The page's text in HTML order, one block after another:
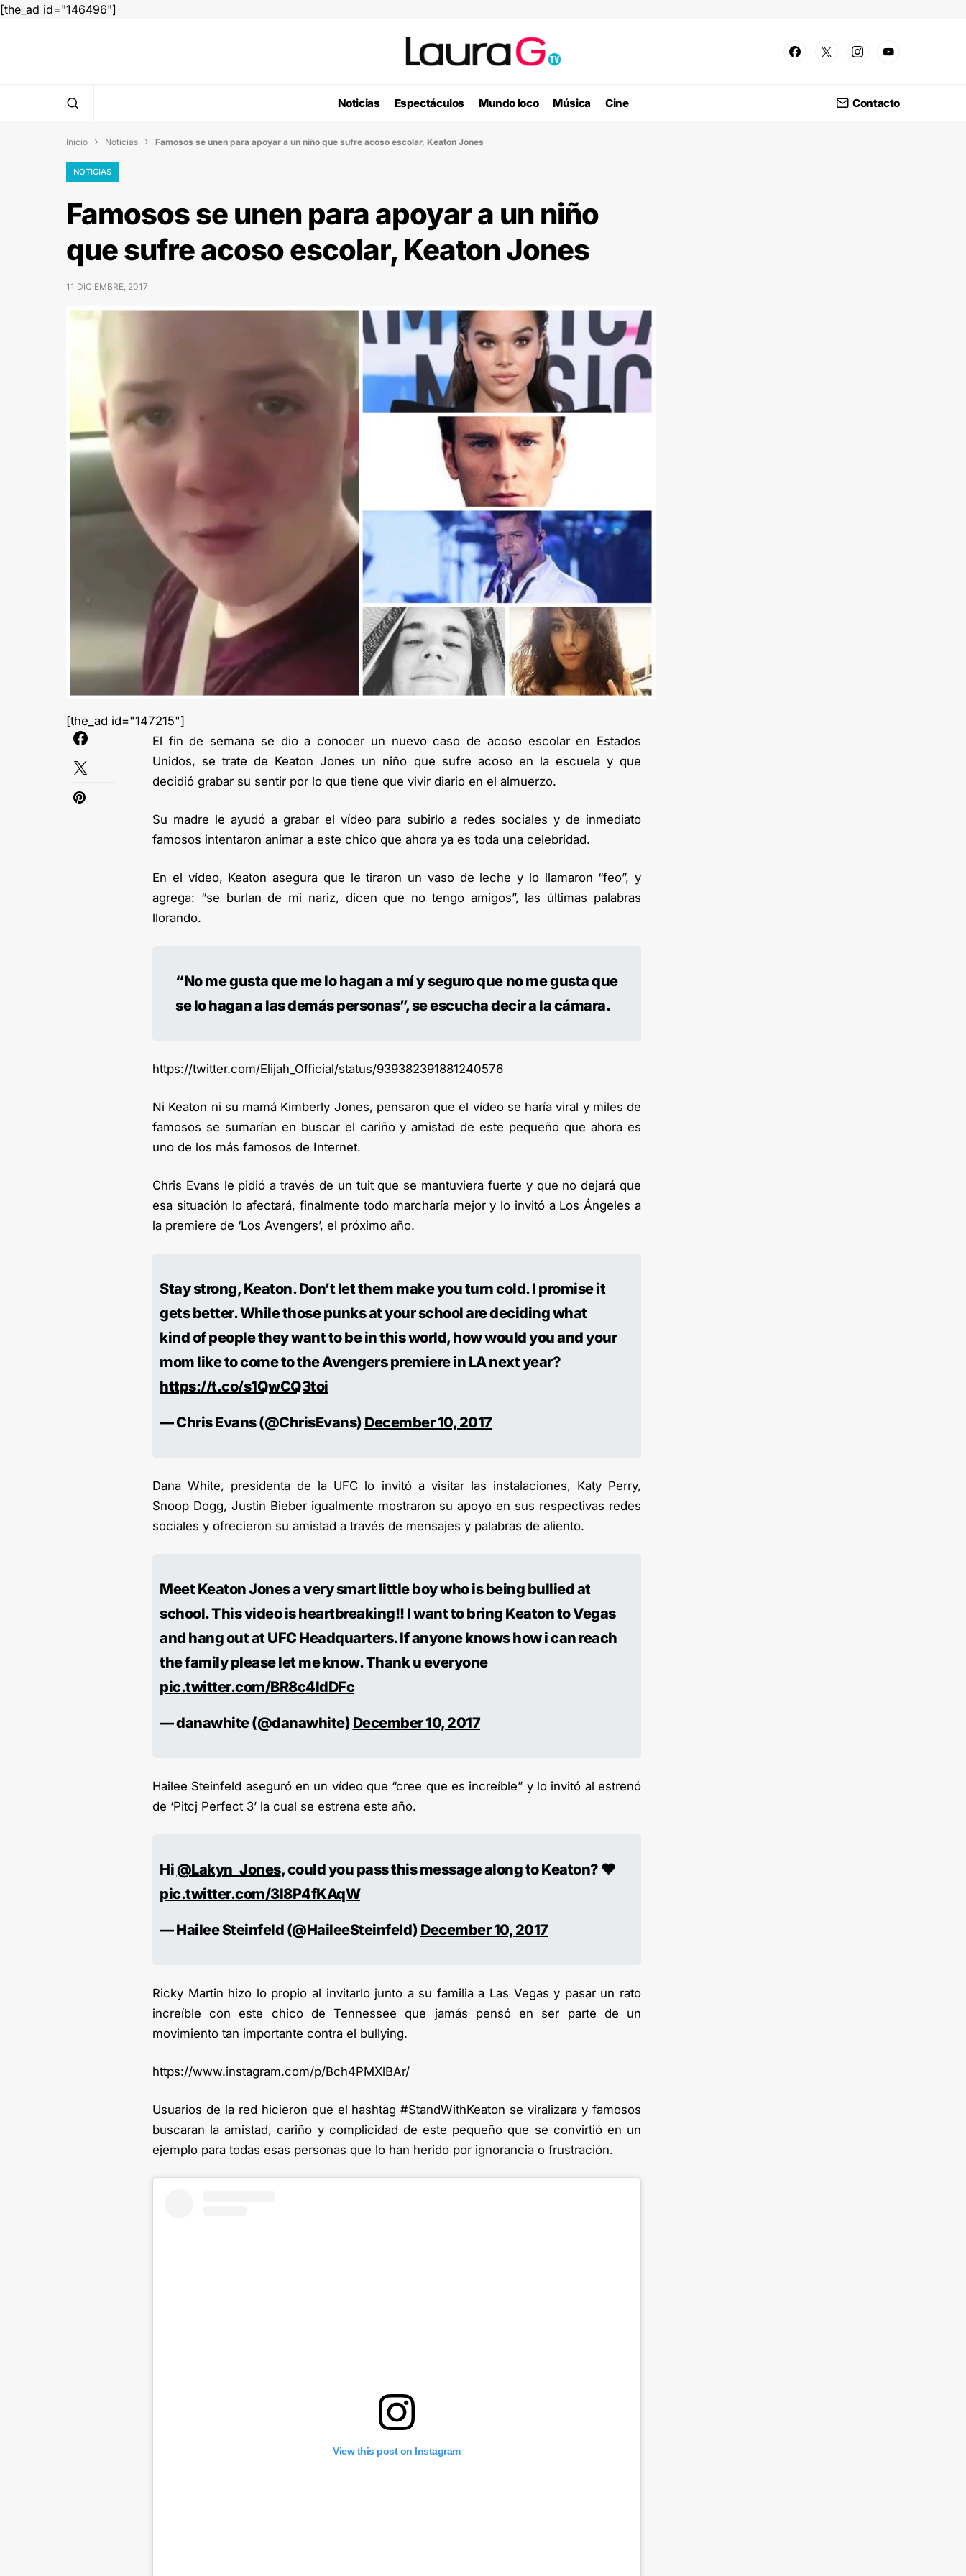
[the_ad id="146496"]
Noticias Espectáculos Mundo loco Música Cine Contacto
Inicio  Noticias  Famosos se unen para apoyar a un niño que sufre acoso escolar, Keaton Jones
NOTICIAS
Famosos se unen para apoyar a un niño
que sufre acoso escolar, Keaton Jones
11 DICIEMBRE, 2017
[the_ad id="147215"]
El fin de semana se dio a conocer un nuevo caso de acoso escolar en Estados
Unidos, se trate de Keaton Jones un niño que sufre acoso en la escuela y que
decidió grabar su sentir por lo que tiene que vivir diario en el almuerzo.
Su madre le ayudó a grabar el vídeo para subirlo a redes sociales y de inmediato
famosos intentaron animar a este chico que ahora ya es toda una celebridad.
En el vídeo, Keaton asegura que le tiraron un vaso de leche y lo llamaron “feo”, y
agrega: “se burlan de mi nariz, dicen que no tengo amigos”, las últimas palabras
llorando.
“No me gusta que me lo hagan a mí y seguro que no me gusta que
se lo hagan a las demás personas”, se escucha decir a la cámara.
https://twitter.com/Elijah_Official/status/939382391881240576
Ni Keaton ni su mamá Kimberly Jones, pensaron que el vídeo se haría viral y miles de
famosos se sumarían en buscar el cariño y amistad de este pequeño que ahora es
uno de los más famosos de Internet.
Chris Evans le pidió a través de un tuit que se mantuviera fuerte y que no dejará que
esa situación lo afectará, finalmente todo marcharía mejor y lo invitó a Los Ángeles a
la premiere de ‘Los Avengers’, el próximo año.
Stay strong, Keaton. Don’t let them make you turn cold. I promise it
gets better. While those punks at your school are deciding what
kind of people they want to be in this world, how would you and your
mom like to come to the Avengers premiere in LA next year?
https://t.co/s1QwCQ3toi
— Chris Evans (@ChrisEvans) December 10, 2017
Dana White, presidenta de la UFC lo invitó a visitar las instalaciones, Katy Perry,
Snoop Dogg, Justin Bieber igualmente mostraron su apoyo en sus respectivas redes
sociales y ofrecieron su amistad a través de mensajes y palabras de aliento.
Meet Keaton Jones a very smart little boy who is being bullied at
school. This video is heartbreaking!! I want to bring Keaton to Vegas
and hang out at UFC Headquarters. If anyone knows how i can reach
the family please let me know. Thank u everyone
pic.twitter.com/BR8c4ldDFc
— danawhite (@danawhite) December 10, 2017
Hailee Steinfeld aseguró en un vídeo que “cree que es increíble” y lo invitó al estrenó
de ‘Pitcj Perfect 3’ la cual se estrena este año.
Hi@Lakyn_Jones, could you pass this message along to Keaton? ❤
pic.twitter.com/3l8P4fKAqW
— Hailee Steinfeld (@HaileeSteinfeld) December 10, 2017
Ricky Martin hizo lo propio al invitarlo junto a su familia a Las Vegas y pasar un rato
increíble con este chico de Tennessee que jamás pensó en ser parte de un
movimiento tan importante contra el bullying.
https://www.instagram.com/p/Bch4PMXlBAr/
Usuarios de la red hicieron que el hashtag #StandWithKeaton se viralizara y famosos
buscaran la amistad, cariño y complicidad de este pequeño que se convirtió en un
ejemplo para todas esas personas que lo han herido por ignorancia o frustración.
View this post on Instagram